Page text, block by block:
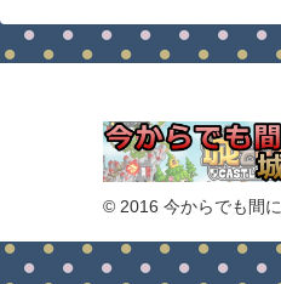
© 2016 今からでも間